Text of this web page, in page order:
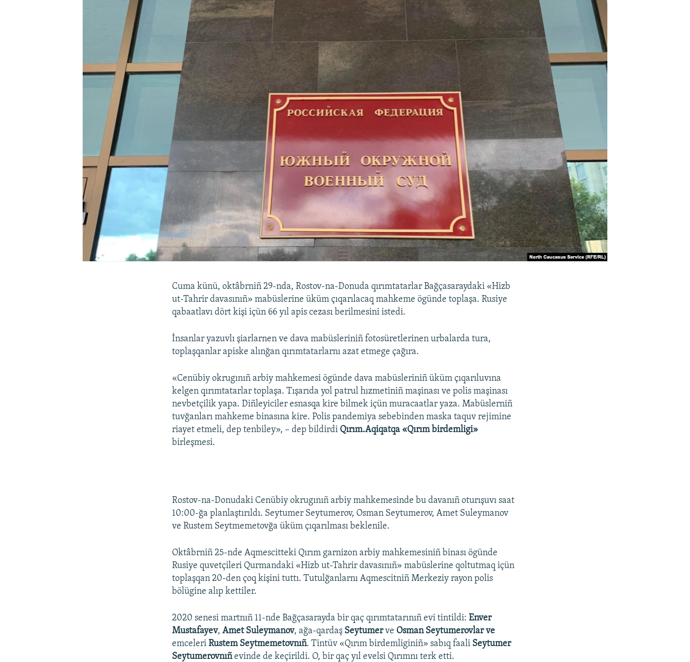
Cuma künü, oktâbrniñ 29-nda, Rostov-na-Donuda qırımtatarlar Bağçasaraydaki «Hizb
ut-Tahrir davasınıñ» mabüslerine üküm çıqarılacaq mahkeme ögünde toplaşa. Rusiye
qabaatlavı dört kişi içün 66 yıl apis cezası berilmesini istedi.
İnsanlar yazuvlı şiarlarnen ve dava mabüsleriniñ fotosüretlerinen urbalarda tura,
toplaşqanlar apiske alınğan qırımtatarlarnı azat etmege çağıra.
«Cenübiy okrugınıñ arbiy mahkemesi ögünde dava mabüsleriniñ üküm çıqarıluvına
kelgen qırımtatarlar toplaşa. Tışarıda yol patrul hızmetiniñ maşinası ve polis maşinası
nevbetçilik yapa. Diñleyiciler esnasqa kire bilmek içün muracaatlar yaza. Mabüslerniñ
tuvğanları mahkeme binasına kire. Polis pandemiya sebebinden maska taquv rejimine
riayet etmeli, dep tenbiley», – dep bildirdi Qırım.Aqiqatqa «Qırım birdemligi»
birleşmesi.
Rostov-na-Donudaki Cenübiy okrugınıñ arbiy mahkemesinde bu davanıñ oturışuvı saat
10:00-ğa planlaştırıldı. Seytumer Seytumerov, Osman Seytumerov, Amet Suleymanov
ve Rustem Seytmemetovğa üküm çıqarılması beklenile.
Oktâbrniñ 25-nde Aqmescitteki Qırım garnizon arbiy mahkemesiniñ binası ögünde
Rusiye quvetçileri Qurmandaki «Hizb ut-Tahrir davasınıñ» mabüslerine qoltutmaq içün
toplaşqan 20-den çoq kişini tuttı. Tutulğanlarnı Aqmescitniñ Merkeziy rayon polis
bölügine alıp kettiler.
2020 senesi martnıñ 11-nde Bağçasarayda bir qaç qırımtatarınıñ evi tintildi:Enver
Mustafayev,Amet Suleymanov, ağa-qardaş Seytumerve Osman Seytumerovlar ve
emceleri Rustem Seytmemetovnıñ. Tintüv «Qırım birdemliginiñ» sabıq faali Seytumer
Seytumerovnıñevinde de keçirildi. O, bir qaç yıl evelsi Qırımnı terk etti.